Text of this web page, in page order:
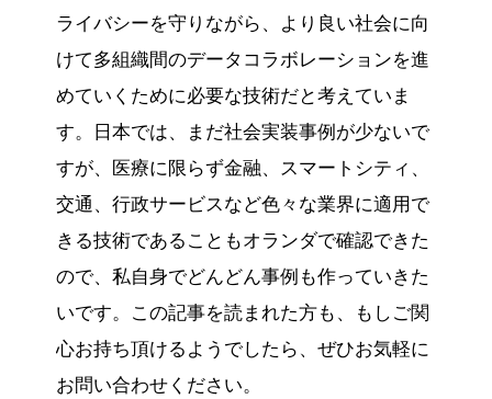
ライバシーを守りながら、より良い社会に向
けて多組織間のデータコラボレーションを進
めていくために必要な技術だと考えていま
す。日本では、まだ社会実装事例が少ないで
すが、医療に限らず金融、スマートシティ、
交通、行政サービスなど色々な業界に適用で
きる技術であることもオランダで確認できた
ので、私自身でどんどん事例も作っていきた
いです。この記事を読まれた方も、もしご関
心お持ち頂けるようでしたら、ぜひお気軽に
お問い合わせください。